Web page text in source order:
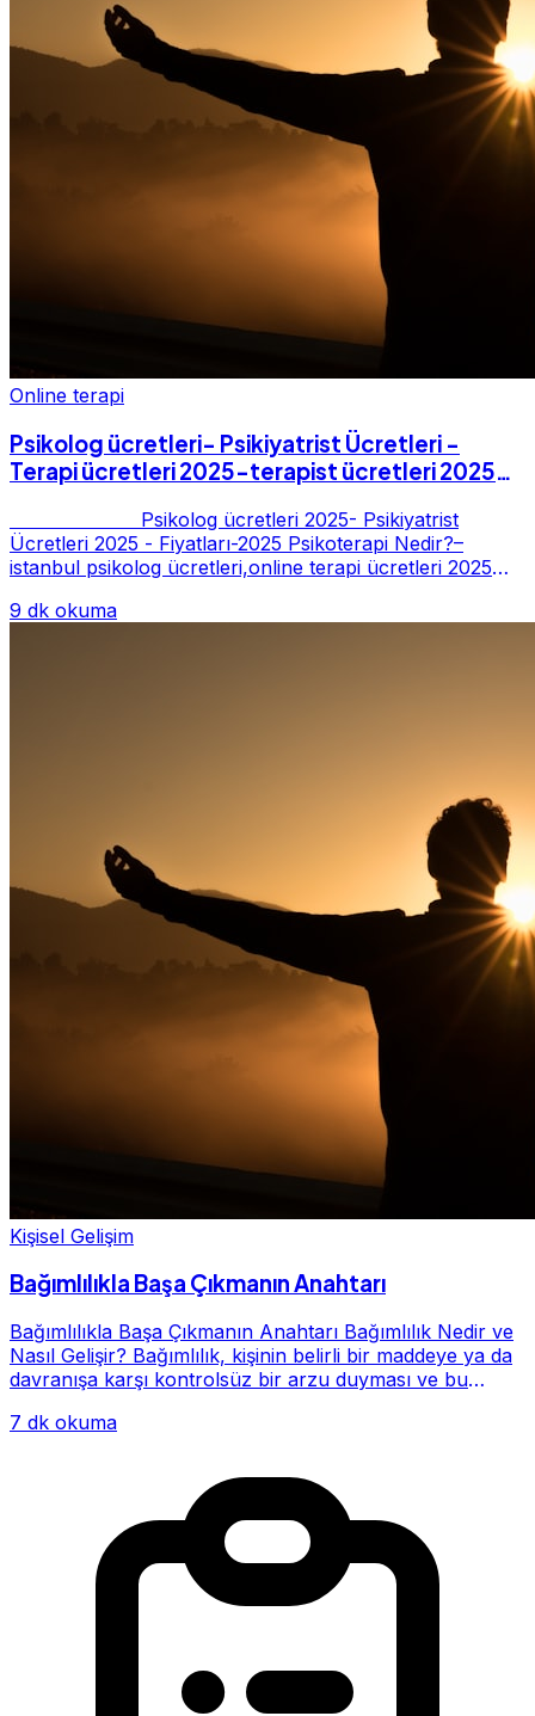
Online terapi
Psikolog ücretleri- Psikiyatrist Ücretleri -
Terapi ücretleri 2025-terapist ücretleri 2025-
Psikolog ücretleri 2025- Psikiyatrist
Ücretleri 2025 - Fiyatları-2025 Psikoterapi Nedir?–
istanbul psikolog ücretleri,online terapi ücretleri 2025
9 dk okuma
Kişisel Gelişim
Bağımlılıkla Başa Çıkmanın Anahtarı
Bağımlılıkla Başa Çıkmanın Anahtarı Bağımlılık Nedir ve
Nasıl Gelişir? Bağımlılık, kişinin belirli bir maddeye ya da
davranışa karşı kontrolsüz bir arzu duyması ve bu
7 dk okuma